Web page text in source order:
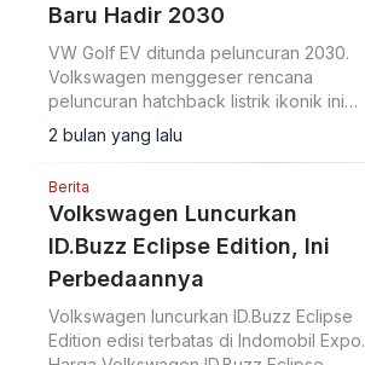
Baru Hadir 2030
VW Golf EV ditunda peluncuran 2030.
Volkswagen menggeser rencana
peluncuran hatchback listrik ikonik ini
dari semula 2028 menjadi paling cepat
2030, kata CEO Thomas Schäfer.
2 bulan yang lalu
Berita
Volkswagen Luncurkan
ID.Buzz Eclipse Edition, Ini
Perbedaannya
Volkswagen luncurkan ID.Buzz Eclipse
Edition edisi terbatas di Indomobil Expo.